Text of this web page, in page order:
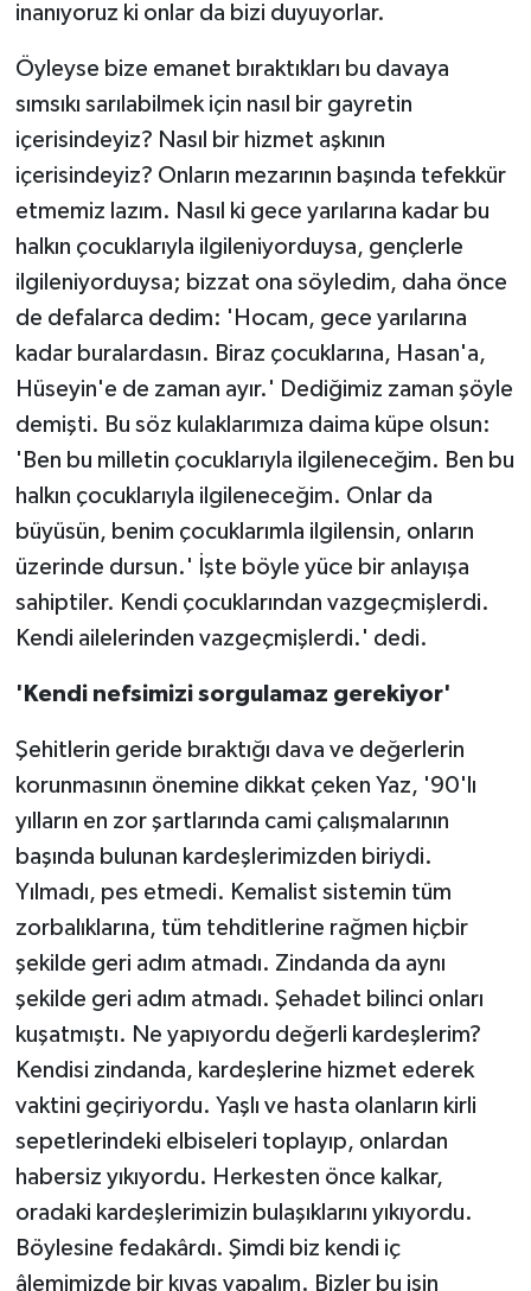
inanıyoruz ki onlar da bizi duyuyorlar.
Öyleyse bize emanet bıraktıkları bu davaya
sımsıkı sarılabilmek için nasıl bir gayretin
içerisindeyiz? Nasıl bir hizmet aşkının
içerisindeyiz? Onların mezarının başında tefekkür
etmemiz lazım. Nasıl ki gece yarılarına kadar bu
halkın çocuklarıyla ilgileniyorduysa, gençlerle
ilgileniyorduysa; bizzat ona söyledim, daha önce
de defalarca dedim: 'Hocam, gece yarılarına
kadar buralardasın. Biraz çocuklarına, Hasan'a,
Hüseyin'e de zaman ayır.' Dediğimiz zaman şöyle
demişti. Bu söz kulaklarımıza daima küpe olsun:
'Ben bu milletin çocuklarıyla ilgileneceğim. Ben bu
halkın çocuklarıyla ilgileneceğim. Onlar da
büyüsün, benim çocuklarımla ilgilensin, onların
üzerinde dursun.' İşte böyle yüce bir anlayışa
sahiptiler. Kendi çocuklarından vazgeçmişlerdi.
Kendi ailelerinden vazgeçmişlerdi.' dedi.
'Kendi nefsimizi sorgulamaz gerekiyor'
Şehitlerin geride bıraktığı dava ve değerlerin
korunmasının önemine dikkat çeken Yaz, '90'lı
yılların en zor şartlarında cami çalışmalarının
başında bulunan kardeşlerimizden biriydi.
Yılmadı, pes etmedi. Kemalist sistemin tüm
zorbalıklarına, tüm tehditlerine rağmen hiçbir
şekilde geri adım atmadı. Zindanda da aynı
şekilde geri adım atmadı. Şehadet bilinci onları
kuşatmıştı. Ne yapıyordu değerli kardeşlerim?
Kendisi zindanda, kardeşlerine hizmet ederek
vaktini geçiriyordu. Yaşlı ve hasta olanların kirli
sepetlerindeki elbiseleri toplayıp, onlardan
habersiz yıkıyordu. Herkesten önce kalkar,
oradaki kardeşlerimizin bulaşıklarını yıkıyordu.
Böylesine fedakârdı. Şimdi biz kendi iç
âlemimizde bir kıyas yapalım. Bizler bu işin